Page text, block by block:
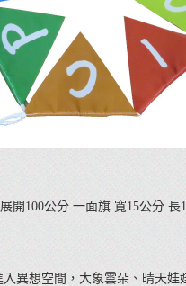
開100公分 一面旗 寬15公分 長
異想空間，大象雲朵、晴天